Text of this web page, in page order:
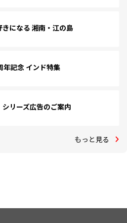
になる 湘南・江の島
年記念 インド特集
シリーズ広告のご案内
もっと見る